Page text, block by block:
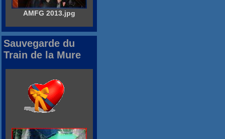
AMFG 2013.jpg
Sauvegarde du
Train de la Mure